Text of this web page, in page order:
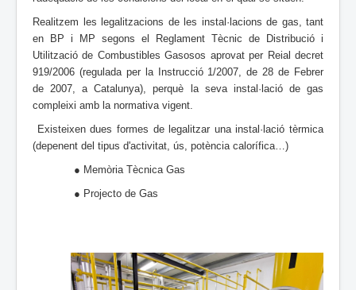
Realitzem les legalitzacions de les instal·lacions de gas, tant
en BP i MP segons el Reglament Tècnic de Distribució i
Utilització de Combustibles Gasosos aprovat per Reial decret
919/2006 (regulada per la Instrucció 1/2007, de 28 de Febrer
de 2007, a Catalunya), perquè la seva instal·lació de gas
compleixi amb la normativa vigent.
Existeixen dues formes de legalitzar una instal·lació tèrmica
(depenent del tipus d'activitat, ús, potència calorífica…)
● Memòria Tècnica Gas
● Projecto de Gas